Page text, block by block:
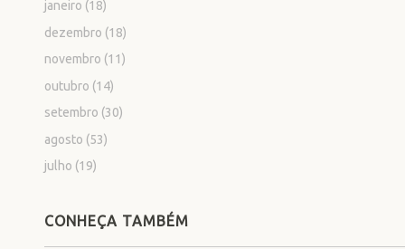
janeiro (18)
dezembro (18)
novembro (11)
outubro (14)
setembro (30)
agosto (53)
julho (19)
CONHEÇA TAMBÉM